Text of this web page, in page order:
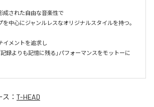
成された自由な音楽性で
を中心にジャンルレスなオリジナルスタイルを持つ。
イメントを追求し
録よりも記憶に残る」パフォーマンスをモットーに
： T-HEAD